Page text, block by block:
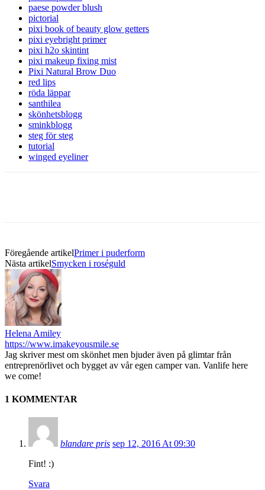
paese powder blush
pictorial
pixi book of beauty glow getters
pixi eyebright primer
pixi h2o skintint
pixi makeup fixing mist
Pixi Natural Brow Duo
red lips
röda läppar
santhilea
skönhetsblogg
sminkblogg
steg för steg
tutorial
winged eyeliner
Föregående artikelPrimer i puderform
Nästa artikelSmycken i roséguld
Helena Amiley
https://www.imakeyousmile.se
Jag skriver mest om skönhet men bjuder även på glimtar från
entreprenörlivet och bygget av vår egen camper van. Vanlife here
we come!
1 KOMMENTAR
blandare pris sep 12, 2016 At 09:30
Fint! :)
Svara